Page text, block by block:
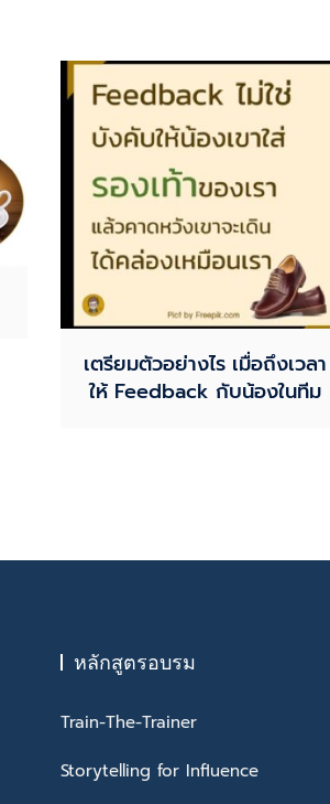
เตรียมตัวอย่างไร เมื่อถึงเวลา
ให้ Feedback กับน้องในทีม
หลักสูตรอบรม
Train-The-Trainer
Storytelling for Influence